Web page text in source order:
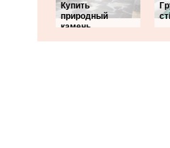
Купить
природный
камень